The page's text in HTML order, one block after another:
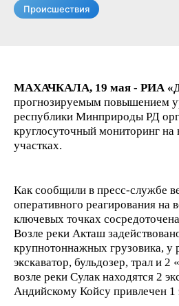
Происшествия
МАХАЧКАЛА, 19 мая - РИА
прогнозируемым повышением
республики Минприроды РД
круглосуточный мониторинг на
участках.
Как сообщили в пресс-службе
оперативного реагирования на
ключевых точках
Возле реки Акташ
крупнотоннажных грузовика, у
экскаватор, бульдозер, трал и
возле реки Сулак находятся 2
Андийскому Койсу привлечен 1